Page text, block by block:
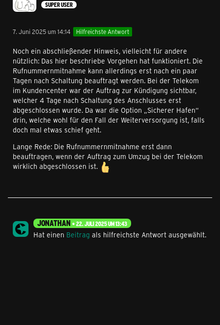
SUPER USER
7. Juni 2025 um 14:14 Hilfreichste Antwort
Noch ein abschließender Hinweis, vielleicht für andere
nützlich: Das hier beschriebe Vorgehen hat funktioniert. Die
Rufnummernmitnahme kann allerdings erst nach ein paar
Tagen nach Schaltung beauftragt werden. Bei der Telekom
im Kundencenter war der Auftrag zur Kündigung sichtbar,
welcher 4 Tage nach Schaltung des Anschlusses erst
abgeschlossen wurde. Da war die Option „Sicherer Hafen“
drin, welche wohl für den Fall der Weiterversorgung ist, falls
doch mal etwas schief geht.
Lange Rede: Die Rufnummernmitnahme erst dann
beauftragen, wenn der Auftrag zum Umzug bei der Telekom
wirklich abgeschlossen ist.
JONATHAN 22. JULI 2025 UM 13:43
Hat einen Beitrag als hilfreichste Antwort ausgewählt.